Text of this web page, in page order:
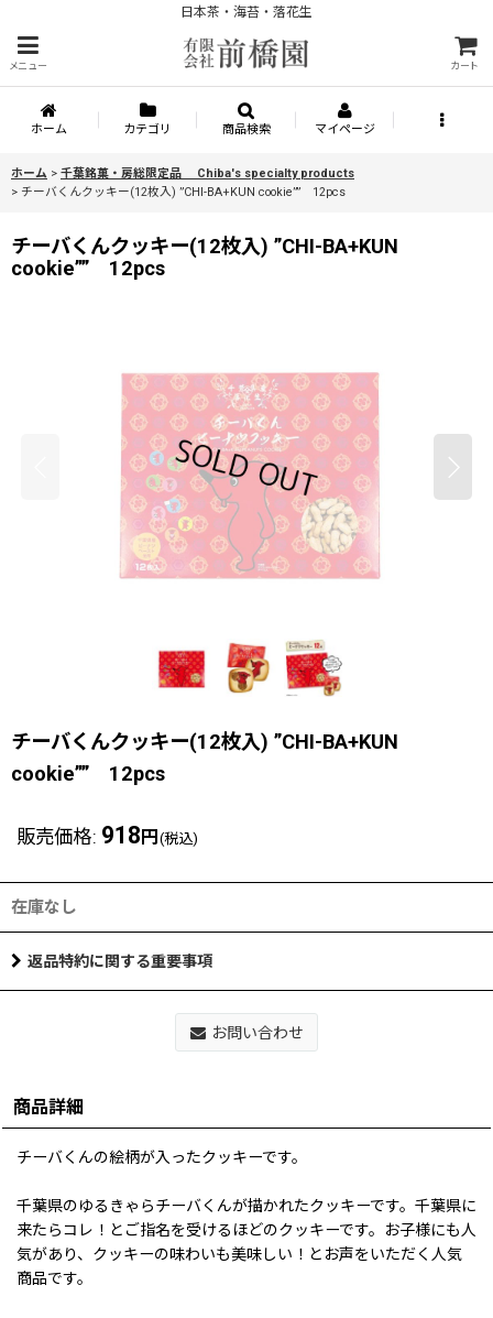
日本茶・海苔・落花生
メニュー カート
ホーム カテゴリ 商品検索 マイページ
ホーム > 千葉銘菓・房総限定品 Chiba's specialty products
> チーバくんクッキー(12枚入) ”CHI-BA+KUN cookie”” 12pcs
チーバくんクッキー(12枚入) ”CHI-BA+KUN
cookie”” 12pcs
チーバくんクッキー(12枚入) ”CHI-BA+KUN
cookie”” 12pcs
販売価格: 918 円 (税込)
在庫なし
返品特約に関する重要事項
お問い合わせ
商品詳細
チーバくんの絵柄が入ったクッキーです。
千葉県のゆるきゃらチーバくんが描かれたクッキーです。千葉県に
来たらコレ！とご指名を受けるほどのクッキーです。お子様にも人
気があり、クッキーの味わいも美味しい！とお声をいただく人気
商品です。